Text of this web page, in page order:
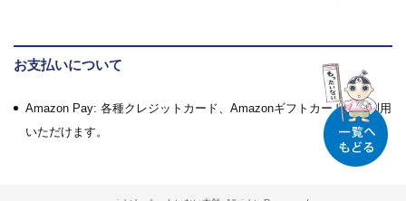
お支払いについて
Amazon Pay: 各種クレジットカード、Amazonギフトカードがご利用
いただけます。